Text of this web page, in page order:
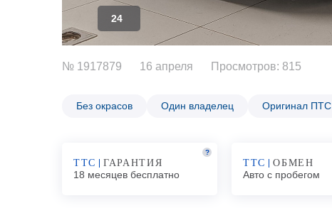
24
№ 1917879 16 апреля Просмотров: 815
Без окрасов Один владелец Оригинал ПТС
ТТС ГАРАНТИЯ
18 месяцев бесплатно
?
ТТС ОБМЕН
Авто с пробегом